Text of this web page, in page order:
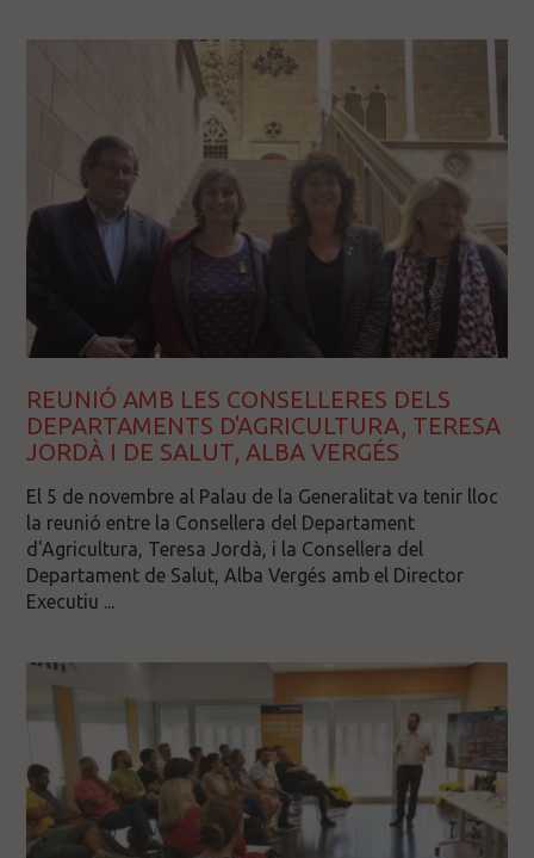
REUNIÓ AMB LES CONSELLERES DELS
DEPARTAMENTS D'AGRICULTURA, TERESA
JORDÀ I DE SALUT, ALBA VERGÉS
El 5 de novembre al Palau de la Generalitat va tenir lloc
la reunió entre la Consellera del Departament
d'Agricultura, Teresa Jordà, i la Consellera del
Departament de Salut, Alba Vergés amb el Director
Executiu ...